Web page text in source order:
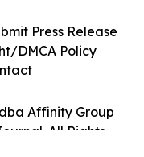
Affinity Group
All Rights
Press Release
DMCA Policy